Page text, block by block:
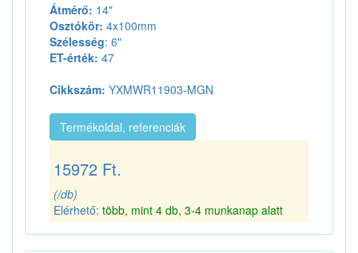
Átmérő: 14"
Osztókör: 4x100mm
Szélesség: 6"
ET-érték: 47
Cikkszám: YXMWR11903-MGN
Termékoldal, referenciák
15972 Ft.
(/db)
Elérhető: több, mint 4 db, 3-4 munkanap alatt